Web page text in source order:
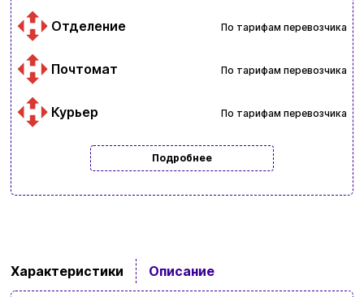
Отделение По тарифам перевозчика
Почтомат По тарифам перевозчика
Курьер По тарифам перевозчика
Подробнее
Характеристики Описание